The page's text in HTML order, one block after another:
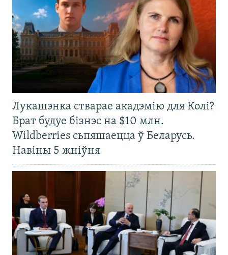
Лукашэнка стварае акадэмію для Колі?
Брат будуе бізнэс на $10 млн.
Wildberries сьпяшаецца ў Беларусь.
Навіны 5 жніўня